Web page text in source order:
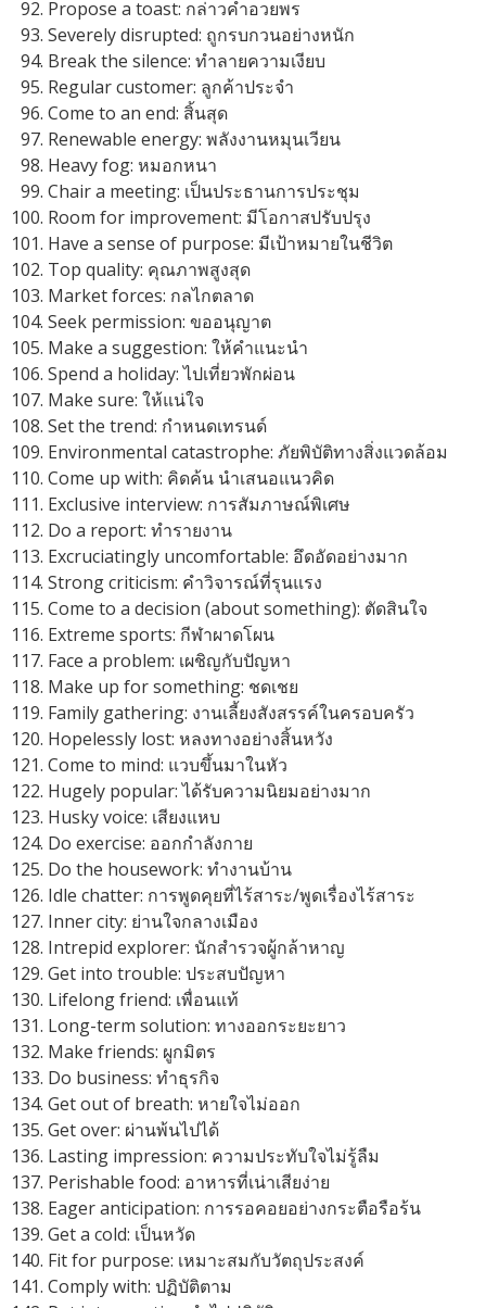
Propose a toast: กล่าวคำอวยพร
Severely disrupted: ถูกรบกวนอย่างหนัก
Break the silence: ทำลายความเงียบ
Regular customer: ลูกค้าประจำ
Come to an end: สิ้นสุด
Renewable energy: พลังงานหมุนเวียน
Heavy fog: หมอกหนา
Chair a meeting: เป็นประธานการประชุม
Room for improvement: มีโอกาสปรับปรุง
Have a sense of purpose: มีเป้าหมายในชีวิต
Top quality: คุณภาพสูงสุด
Market forces: กลไกตลาด
Seek permission: ขออนุญาต
Make a suggestion: ให้คำแนะนำ
Spend a holiday: ไปเที่ยวพักผ่อน
Make sure: ให้แน่ใจ
Set the trend: กำหนดเทรนด์
Environmental catastrophe: ภัยพิบัติทางสิ่งแวดล้อม
Come up with: คิดค้น นำเสนอแนวคิด
Exclusive interview: การสัมภาษณ์พิเศษ
Do a report: ทำรายงาน
Excruciatingly uncomfortable: อึดอัดอย่างมาก
Strong criticism: คำวิจารณ์ที่รุนแรง
Come to a decision (about something): ตัดสินใจ
Extreme sports: กีฬาผาดโผน
Face a problem: เผชิญกับปัญหา
Make up for something: ชดเชย
Family gathering: งานเลี้ยงสังสรรค์ในครอบครัว
Hopelessly lost: หลงทางอย่างสิ้นหวัง
Come to mind: แวบขึ้นมาในหัว
Hugely popular: ได้รับความนิยมอย่างมาก
Husky voice: เสียงแหบ
Do exercise: ออกกำลังกาย
Do the housework: ทำงานบ้าน
Idle chatter: การพูดคุยที่ไร้สาระ/พูดเรื่องไร้สาระ
Inner city: ย่านใจกลางเมือง
Intrepid explorer: นักสำรวจผู้กล้าหาญ
Get into trouble: ประสบปัญหา
Lifelong friend: เพื่อนแท้
Long-term solution: ทางออกระยะยาว
Make friends: ผูกมิตร
Do business: ทำธุรกิจ
Get out of breath: หายใจไม่ออก
Get over: ผ่านพ้นไปได้
Lasting impression: ความประทับใจไม่รู้ลืม
Perishable food: อาหารที่เน่าเสียง่าย
Eager anticipation: การรอคอยอย่างกระตือรือร้น
Get a cold: เป็นหวัด
Fit for purpose: เหมาะสมกับวัตถุประสงค์
Comply with: ปฏิบัติตาม